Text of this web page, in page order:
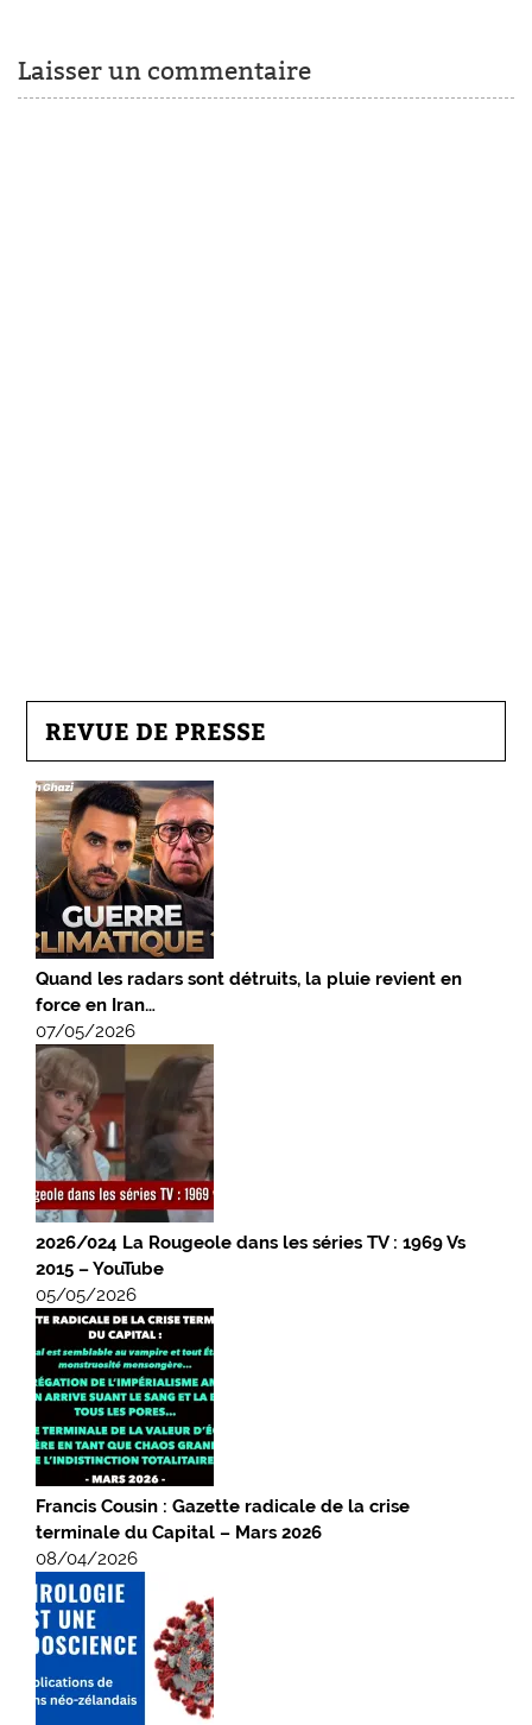
Laisser un commentaire
REVUE DE PRESSE
Quand les radars sont détruits, la pluie revient en
force en Iran…
07/05/2026
2026/024 La Rougeole dans les séries TV : 1969 Vs
2015 – YouTube
05/05/2026
Francis Cousin : Gazette radicale de la crise
terminale du Capital – Mars 2026
08/04/2026